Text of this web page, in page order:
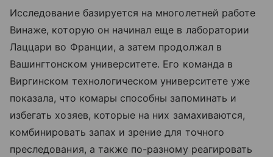
Исследование базируется на многолетней работе
Винаже, которую он начинал еще в лаборатории
Лаццари во Франции, а затем продолжал в
Вашингтонском университете. Его команда в
Виргинском технологическом университете уже
показала, что комары способны запоминать и
избегать хозяев, которые на них замахиваются,
комбинировать запах и зрение для точного
преследования, а также по-разному реагировать